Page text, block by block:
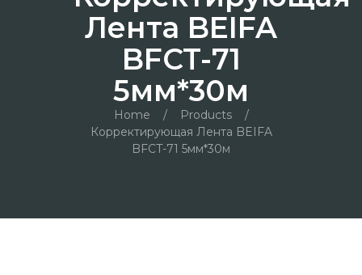
Лента BEIFA
BFCT-71
5мм*30м
Home / Products
/
Корректирующая Лента BEIFA
BFCT-71 5мм*30м